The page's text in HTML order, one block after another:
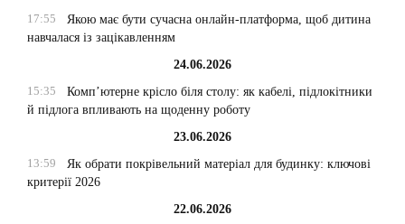
17:55
Якою має бути сучасна онлайн-платформа, щоб дитина
навчалася із зацікавленням
24.06.2026
15:35
Комп’ютерне крісло біля столу: як кабелі, підлокітники
й підлога впливають на щоденну роботу
23.06.2026
13:59
Як обрати покрівельний матеріал для будинку: ключові
критерії 2026
22.06.2026